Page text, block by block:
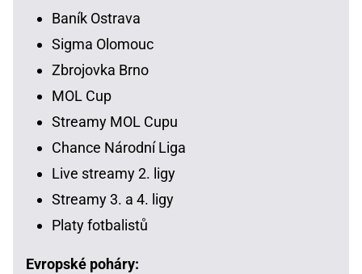
Baník Ostrava
Sigma Olomouc
Zbrojovka Brno
MOL Cup
Streamy MOL Cupu
Chance Národní Liga
Live streamy 2. ligy
Streamy 3. a 4. ligy
Platy fotbalistů
Evropské poháry: